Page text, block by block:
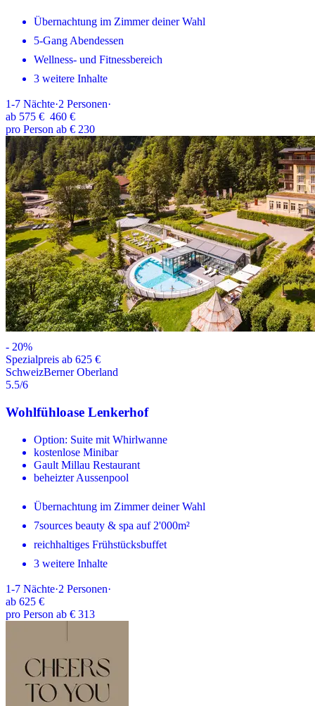
Übernachtung im Zimmer deiner Wahl
5-Gang Abendessen
Wellness- und Fitnessbereich
3 weitere Inhalte
1-7 Nächte·2 Personen·
ab 575 € 460 €
pro Person ab € 230
- 20%
Spezialpreis ab 625 €
SchweizBerner Oberland
5.5/6
Wohlfühloase Lenkerhof
Option: Suite mit Whirlwanne
kostenlose Minibar
Gault Millau Restaurant
beheizter Aussenpool
Übernachtung im Zimmer deiner Wahl
7sources beauty & spa auf 2'000m²
reichhaltiges Frühstücksbuffet
3 weitere Inhalte
1-7 Nächte·2 Personen·
ab 625 €
pro Person ab € 313